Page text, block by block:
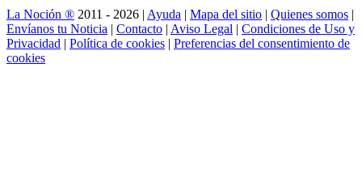
La Noción ® 2011 - 2026 | Ayuda | Mapa del sitio | Quienes somos |
Envíanos tu Noticia | Contacto | Aviso Legal | Condiciones de Uso y
Privacidad | Política de cookies | Preferencias del consentimiento de
cookies